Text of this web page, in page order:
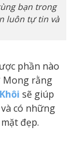
bạn trong
luôn tự tin và
phần nào
Mong rằng
sẽ giúp
có những
đẹp.